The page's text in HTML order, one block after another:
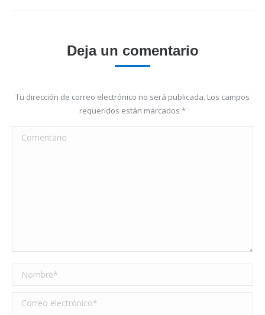
Deja un comentario
Tu dirección de correo electrónico no será publicada. Los campos
requeridos están marcados *
Comentario
Nombre *
Correo electrónico *